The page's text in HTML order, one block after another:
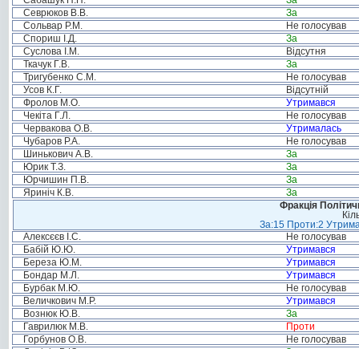
Севрюков В.В.
За
Сольвар Р.М.
Не голосував
Спориш І.Д.
За
Суслова І.М.
Відсутня
Ткачук Г.В.
За
Тригубенко С.М.
Не голосував
Усов К.Г.
Відсутній
Фролов М.О.
Утримався
Чекіта Г.Л.
Не голосував
Червакова О.В.
Утрималась
Чубаров Р.А.
Не голосував
Шинькович А.В.
За
Юрик Т.З.
За
Юрчишин П.В.
За
Яриніч К.В.
За
Фракція
За:15 Проти:2
Алексєєв І.С.
Не голосував
Бабій Ю.Ю.
Утримався
Береза Ю.М.
Утримався
Бондар М.Л.
Утримався
Бурбак М.Ю.
Не голосував
Величкович М.Р.
Утримався
Вознюк Ю.В.
За
Гаврилюк М.В.
Проти
Горбунов О.В.
Не голосував